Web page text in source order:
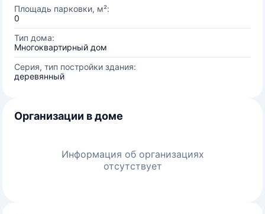
Площадь парковки, м²:
0
Тип дома:
Многоквартирный дом
Серия, тип постройки здания:
деревянный
Организации в доме
Информация об организациях
отсутствует